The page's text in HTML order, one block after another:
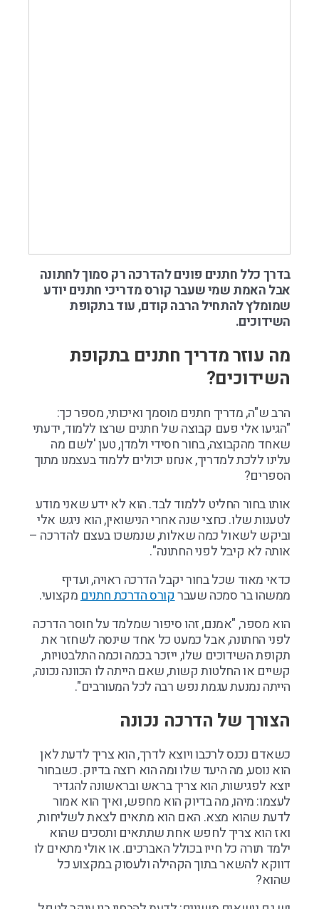
בדרך כלל חתנים פונים להדרכה רק סמוך לחתונה
אבל האמת שמי שעבר קורס מדריכי חתנים יודע
שמומלץ להתחיל הרבה קודם, עוד בתקופת
השידוכים.
מה עוזר מדריך חתנים בתקופת
השידוכים?
הרב ש"ה, מדריך חתנים מוסמך ואיכותי, מספר כך:
"הגיעו אלי פעם קבוצה של חתנים שרצו ללמוד, ידעתי
שאחד מהקבוצה, בחור חסידי ולמדן, טען 'לשם מה
עלינו ללכת למדריך, אנחנו יכולים ללמוד בעצמנו מתוך
הספרים?
אותו בחור החליט ללמוד לבד. הוא לא ידע שאני מודע
לטענות שלו. כחצי שנה אחרי הנישואין, הוא ניגש אלי
וביקש לשאול כמה שאלות, שנמשכו בעצם להדרכה –
אותה לא קיבל לפני החתונה".
כדאי מאוד שכל בחור יקבל הדרכה ראויה, ועדיף
ממשהו בר סמכה שעברקורס הדרכת חתניםמקצועי.
הוא מספר, "אמנם, זהו סיפור שמלמד על חוסר הדרכה
לפני החתונה, אבל כמעט כל אחד שינסה לשחזר את
תקופת השידוכים שלו, ייזכר בכמה וכמה התלבטויות,
קשיים או החלטות קשות, שאם הייתה לו הכוונה נכונה,
הייתה נמנעת עגמת נפש רבה לכל המעורבים".
הצורך של הדרכה נכונה
כשאדם נכנס לרכבו ויוצא לדרך, הוא צריך לדעת לאן
הוא נוסע, מה היעד שלו ומה הוא רוצה בדיוק. כשבחור
יוצא לפגישות, הוא צריך בראש ובראשונה להגדיר
לעצמו: מיהו, מה בדיוק הוא מחפש, ואיך הוא אמור
לדעת שהוא מצא. האם הוא מתאים לצאת לשליחות,
ואז הוא צריך לחפש אחת שתתאים ותסכים שהוא
ילמד תורה כל חייו בכולל האברכים. או אולי מתאים לו
דווקא להשאר בתוך הקהילה ולעסוק במקצוע כל
שהוא?